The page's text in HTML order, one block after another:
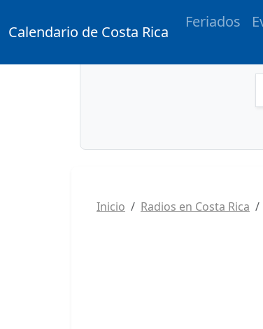
Calendario de Costa Rica
Feriados
Inicio Radios en Costa Rica